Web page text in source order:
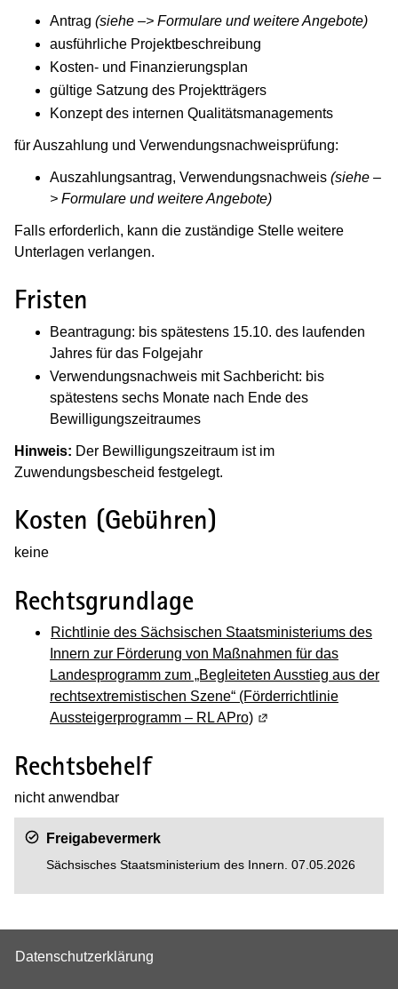
Antrag (siehe –> Formulare und weitere Angebote)
ausführliche Projektbeschreibung
Kosten- und Finanzierungsplan
gültige Satzung des Projektträgers
Konzept des internen Qualitätsmanagements
für Auszahlung und Verwendungsnachweisprüfung:
Auszahlungsantrag, Verwendungsnachweis (siehe –
> Formulare und weitere Angebote)
Falls erforderlich, kann die zuständige Stelle weitere
Unterlagen verlangen.
Fristen
Beantragung: bis spätestens 15.10. des laufenden
Jahres für das Folgejahr
Verwendungsnachweis mit Sachbericht: bis
spätestens sechs Monate nach Ende des
Bewilligungszeitraumes
Hinweis: Der Bewilligungszeitraum ist im
Zuwendungsbescheid festgelegt.
Kosten (Gebühren)
keine
Rechtsgrundlage
Richtlinie des Sächsischen Staatsministeriums des
Innern zur Förderung von Maßnahmen für das
Landesprogramm zum „Begleiteten Ausstieg aus der
rechtsextremistischen Szene“ (Förderrichtlinie
Aussteigerprogramm – RL APro) (Wird in einem neuen
Rechtsbehelf
nicht anwendbar
Freigabevermerk
Sächsisches Staatsministerium des Innern. 07.05.2026
Datenschutzerklärung